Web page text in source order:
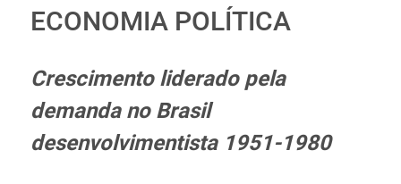
Ministério de Minas e Energia
Ministério do Meio Ambiente
Ministério do Turismo
Ministério do Desenvolvimento Regional
ECONOMIA POLÍTICA
Crescimento liderado pela
demanda no Brasil
desenvolvimentista 1951-1980